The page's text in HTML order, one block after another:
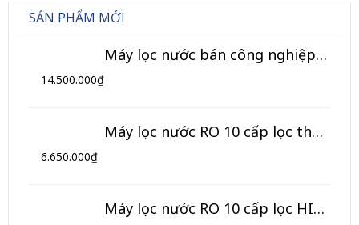
SẢN PHẨM MỚI
Máy lọc nước bán công nghiệp 120L/h (Model TK-BCN)
14.500.000₫
Máy lọc nước RO 10 cấp lọc thông minh HIKOOL (Model HL-10TM)
6.650.000₫
Máy lọc nước RO 10 cấp lọc HIKOOL (Model HL-10T)